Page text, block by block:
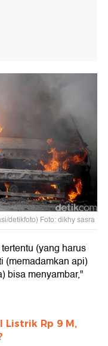
detikfoto) Foto: dikhy sasra
(yang harus
(memadamkan api)
bisa menyambar,"
Listrik Rp 9 M,